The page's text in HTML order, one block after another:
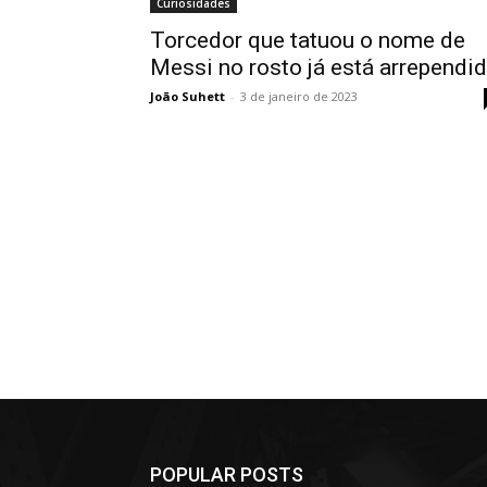
Torcedor que tatuou o nome de
Messi no rosto já está
João Suhett - 3 de janeiro de 2023
POPULAR POSTS